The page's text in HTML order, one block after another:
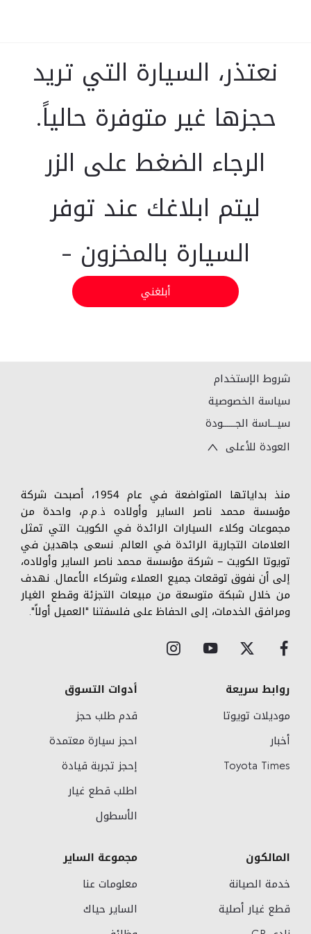
نعتذر، السيارة التي تريد
حجزها غير متوفرة حالياً.
الرجاء الضغط على الزر
ليتم ابلاغك عند توفر
السيارة بالمخزون -
أبلغني
شروط الإستخدام
سياسة الخصوصية
سيـــاسة الجــــــودة
العودة للأعلى
منذ بداياتها المتواضعة في عام 1954، أصبحت شركة
مؤسسة محمد ناصر الساير وأولاده ذ.م.م، واحدة من
مجموعات وكلاء السيارات الرائدة في الكويت التي تمثل
العلامات التجارية الرائدة في العالم. نسعى جاهدين في
تويوتا الكويت – شركة مؤسسة محمد ناصر الساير وأولاده،
إلى أن نفوق توقعات جميع العملاء وشركاء الأعمال. نهدف
من خلال شبكة متوسعة من مبيعات التجزئة وقطع الغيار
ومرافق الخدمات، إلى الحفاظ على فلسفتنا "العميل أولاً".
روابط سريعة
موديلات تويوتا
أخبار
Toyota Times
أدوات التسوق
قدم طلب حجز
احجز سيارة معتمدة
إحجز تجربة قيادة
اطلب قطع غيار
الأسطول
المالكون
خدمة الصيانة
قطع غيار أصلية
مجموعة الساير
معلومات عنا
الساير حياك